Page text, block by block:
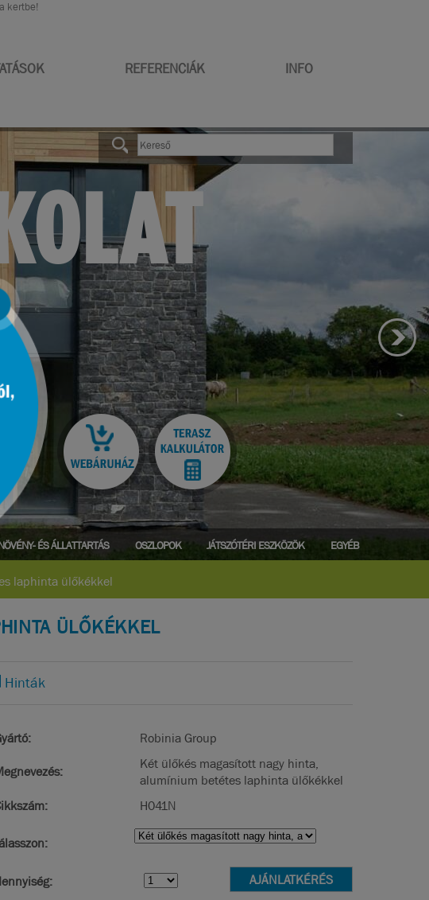
kertbe!
REFERENCIÁK INFO
ÉS ÁLLATTARTÁS OSZLOPOK JÁTSZÓTÉRI ESZKÖZÖK EGYÉB
laphinta ülőkékkel
ÜLŐKÉKKEL
Hinták
Robinia Group
Két ülőkés magasított nagy hinta,
alumínium betétes laphinta ülőkékkel
H041N